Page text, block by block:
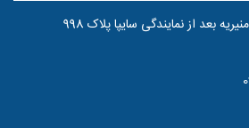
بعد از نمایندگی سایپا پلاک 998